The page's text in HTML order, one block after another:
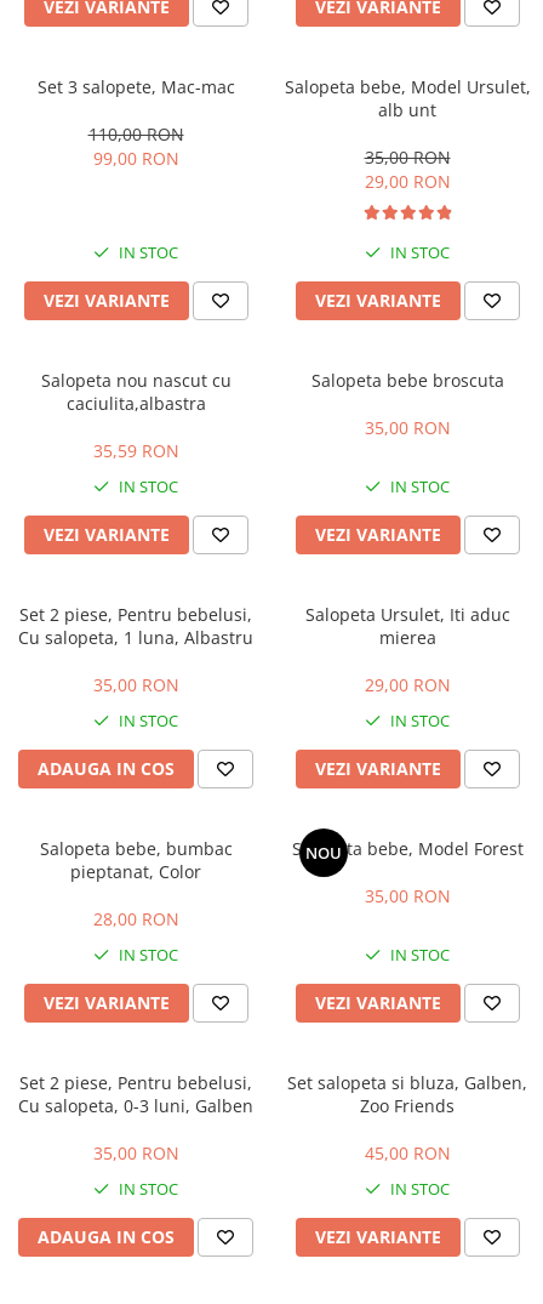
Veste bebe
Hainute bumbac organic
Veste bebe
Pantaloni de exterior
Hainute bumbac organic
Articole mamici
Jucarii tip Montessori
Table de scris
Trotinete si biciclete
Adidasi
VEZI VARIANTE VEZI VARIANTE
Set 3 salopete, Mac-mac
110,00 RON
99,00 RON
IN STOC
VEZI VARIANTE
Salopeta bebe, Model Ursulet,
alb unt
35,00 RON
29,00 RON
IN STOC
VEZI VARIANTE
Salopeta nou nascut cu
caciulita,albastra
35,59 RON
IN STOC
VEZI VARIANTE
Salopeta bebe broscuta
35,00 RON
IN STOC
VEZI VARIANTE
Set 2 piese, Pentru bebelusi,
Cu salopeta, 1 luna, Albastru
35,00 RON
IN STOC
ADAUGA IN COS
Salopeta Ursulet, Iti aduc
mierea
29,00 RON
IN STOC
VEZI VARIANTE
Salopeta bebe, bumbac
pieptanat, Color
28,00 RON
IN STOC
VEZI VARIANTE
NOU
Salopeta bebe, Model Forest
35,00 RON
IN STOC
VEZI VARIANTE
Set 2 piese, Pentru bebelusi,
Cu salopeta, 0-3 luni, Galben
35,00 RON
IN STOC
ADAUGA IN COS
Set salopeta si bluza, Galben,
Zoo Friends
45,00 RON
IN STOC
VEZI VARIANTE